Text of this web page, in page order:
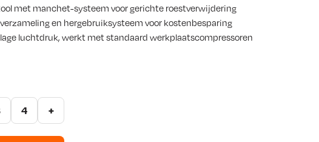
met manchet-systeem voor gerichte roestverwijdering
en hergebruiksysteem voor kostenbesparing
luchtdruk, werkt met standaard werkplaatscompressoren
4 +